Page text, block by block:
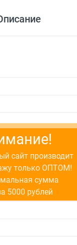
сайт производит
только ОПТОМ!
сумма
5000 рублей